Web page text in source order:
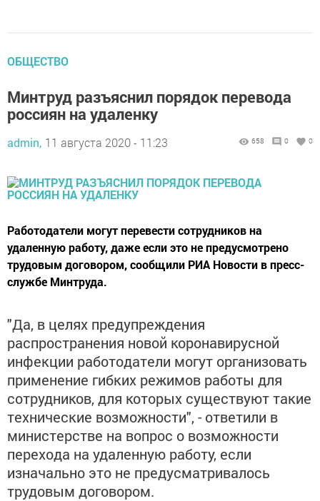
ОБЩЕСТВО
Минтруд разъяснил порядок перевода
россиян на удаленку
admin, 11 августа 2020 - 11:23 658 0 0
Работодатели могут перевести сотрудников на
удаленную работу, даже если это не предусмотрено
трудовым договором, сообщили РИА Новости в пресс-
службе Минтруда.
"Да, в целях предупреждения
распространения новой коронавирусной
инфекции работодатели могут организовать
применение гибких режимов работы для
сотрудников, для которых существуют такие
технические возможности", - ответили в
министерстве на вопрос о возможности
перехода на удаленную работу, если
изначально это не предусматривалось
трудовым договором.